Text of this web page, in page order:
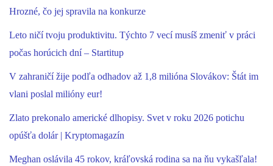
Hrozné, čo jej spravila na konkurze
Leto ničí tvoju produktivitu. Týchto 7 vecí musíš zmeniť v práci
počas horúcich dní – Startitup
V zahraničí žije podľa odhadov až 1,8 milióna Slovákov: Štát im
vlani poslal milióny eur!
Zlato prekonalo americké dlhopisy. Svet v roku 2026 potichu
opúšťa dolár | Kryptomagazín
Meghan oslávila 45 rokov, kráľovská rodina sa na ňu vykašľala!